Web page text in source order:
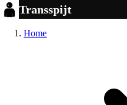
Transspijt
Home